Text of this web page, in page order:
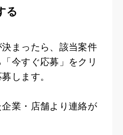
る
まったら、該当案件
今すぐ応募」をクリ
します。
業・店舗より連絡が